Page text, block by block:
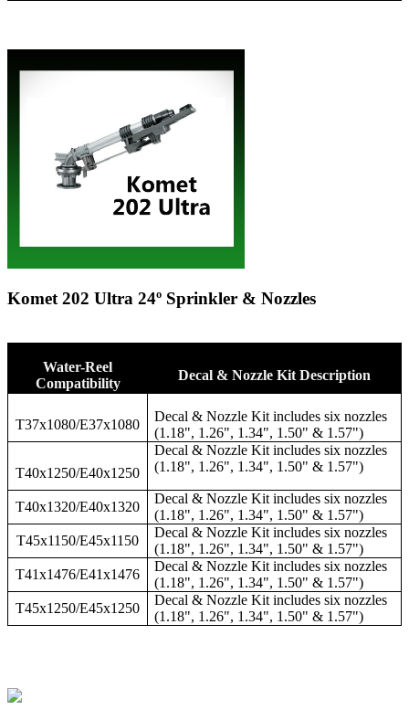
Komet 202 Ultra 24º Sprinkler & Nozzles
Water-Reel
Compatibility
Decal & Nozzle Kit Description
T37x1080/E37x1080
Decal & Nozzle Kit includes six nozzles
(1.18", 1.26", 1.34", 1.50" & 1.57")
T40x1250/E40x1250
Decal & Nozzle Kit includes six nozzles
(1.18", 1.26", 1.34", 1.50" & 1.57")
T40x1320/E40x1320
Decal & Nozzle Kit includes six nozzles
(1.18", 1.26", 1.34", 1.50" & 1.57")
T45x1150/E45x1150
Decal & Nozzle Kit includes six nozzles
(1.18", 1.26", 1.34", 1.50" & 1.57")
T41x1476/E41x1476
Decal & Nozzle Kit includes six nozzles
(1.18", 1.26", 1.34", 1.50" & 1.57")
T45x1250/E45x1250
Decal & Nozzle Kit includes six nozzles
(1.18", 1.26", 1.34", 1.50" & 1.57")